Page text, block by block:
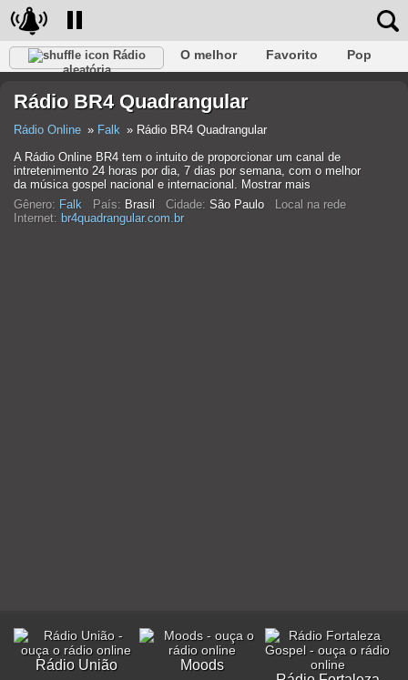
Rádio
aleatória
O melhor Favorito
Pop
Rap
Falk Jazz Bebê Clássico
Rádio BR4 Quadrangular
Rádio Online Falk
Rádio BR4 Quadrangular
A Rádio Online BR4 tem o intuito de proporcionar um canal de
intretenimento 24 horas por dia, 7 dias por semana, com o melhor
da música gospel nacional e internacional. Mostrar mais
Gênero: Falk País: Brasil Cidade: São Paulo
Local na rede
Internet: br4quadrangular.com.br
Rádio União
Moods